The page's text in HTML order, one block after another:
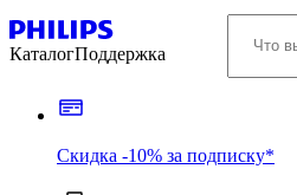
КаталогПоддержка
Скидка -10% за подписку*